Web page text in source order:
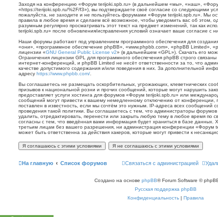
Заходя на конференцию «Форум terijoki.spb.ru» (в дальнейшем «мы», «наш»,
«https://terijoki.spb.ru/%2F/f3»), вы подтверждаете своё согласие со следующими
пожалуйста, не заходите и не пользуйтесь форумами «Форум terijoki.spb.ru». Мы
правила в любое время и сделаем всё возможное, чтобы уведомить вас об этом,
разумным регулярно просматривать этот текст на предмет изменений, так как
terijoki.spb.ru» после обновления/исправления условий означает ваше согласие с
Наши форумы работают под управлением программного обеспечения для
«они», «программное обеспечение phpBB», «www.phpbb.com», «phpBB Limited»,
лицензии «GNU General Public License v2» (в дальнейшем «GPL»). Скачать его
Ограничения лицензии GPL для программного обеспечения phpBB строго
интернет-конференций, и phpBB Limited не несёт ответственности за то, что
качестве допустимого содержания и/или поведения в них. За дополнительной
адресу https://www.phpbb.com/
Вы соглашаетесь не размещать оскорбительных, угрожающих, клеветнических
призывов к национальной розни и прочих сообщений, которые могут нарушить
предоставляет услуги хостинга для форумов «Форум terijoki.spb.ru» или
сообщений могут привести к вашему немедленному отключению от конференции,
поставлен в известность, если мы сочтём это нужным. IP-адреса всех сообщений
проведения такой политики. Вы соглашаетесь с тем, что администраторы
удалить, отредактировать, перенести или закрыть любую тему в любое время по
согласны с тем, что введённая вами информация будет храниться в базе данных.
третьим лицам без вашего разрешения, ни администрация конференции «Форум
может быть ответственна за действия хакеров, которые могут привести к
На главную Список форумов Связаться с администрацией
Создано на основе phpBB® Forum Software ©
Русская поддержка phpBB
Конфиденциальность | Правила